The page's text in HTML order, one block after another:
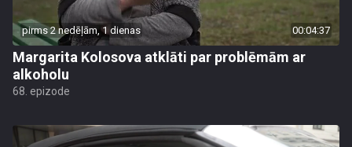
pirms 2 nedēļām, 1 dienas 00:04:37
Margarita Kolosova atklāti par problēmām ar
alkoholu
68. epizode